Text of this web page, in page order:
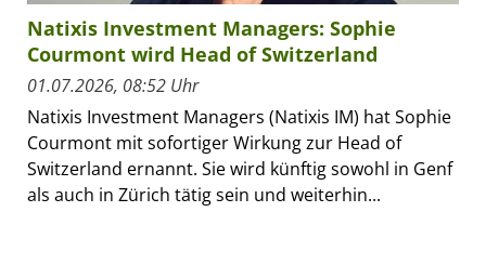
Natixis Investment Managers: Sophie
Courmont wird Head of Switzerland
01.07.2026, 08:52 Uhr
Natixis Investment Managers (Natixis IM) hat Sophie
Courmont mit sofortiger Wirkung zur Head of
Switzerland ernannt. Sie wird künftig sowohl in Genf
als auch in Zürich tätig sein und weiterhin...